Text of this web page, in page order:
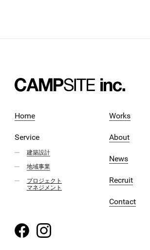
Home
Service
建築設計
地域事業
プロジェクト
マネジメント
Works
About
News
Recruit
Contact